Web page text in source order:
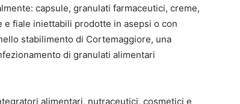
capsule, granulati farmaceutici, creme,
fiale iniettabili prodotte in asepsi o con
stabilimento di Cortemaggiore, una
di granulati alimentari
alimentari, nutraceutici, cosmetici e